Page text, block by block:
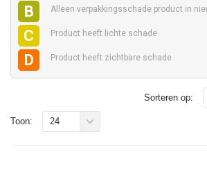
B Alleen verpakkingsschade product in
C Product heeft lichte schade
D Product heeft zichtbare schade
Sorteren op:
Toon: 24